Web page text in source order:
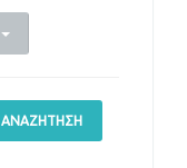
ΑΝΑΖΉΤΗΣΗ